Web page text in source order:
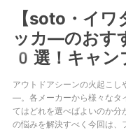
【soto・イ
ッカ―のおす
0選！キャン
アウトドアシーンの火起こし
―。各メーカーから様々なタ
てはどれを選べばよいのか分
の悩みを解決すべく今回は